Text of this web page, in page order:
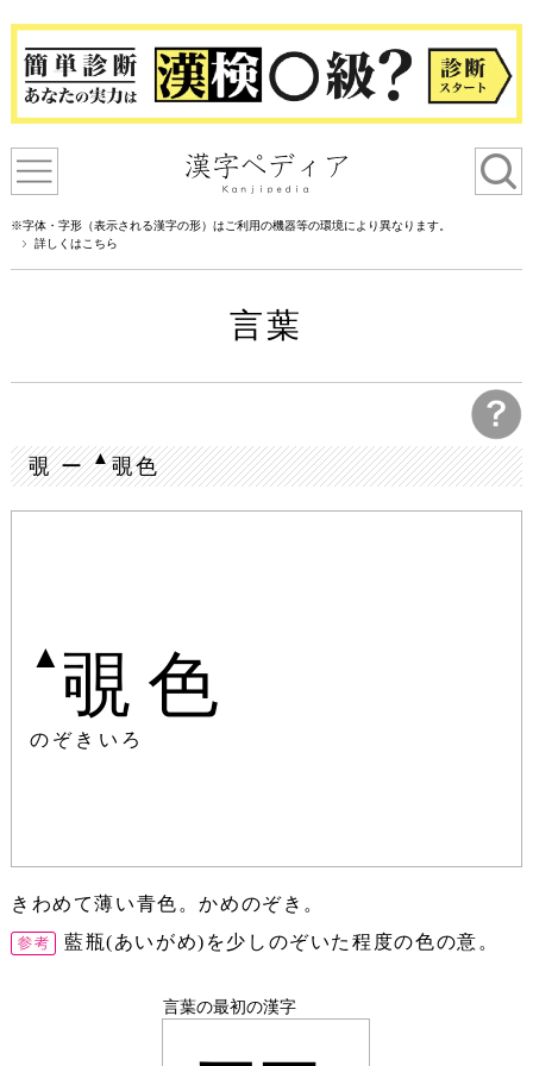
※字体・字形（表示される漢字の形）はご利用の機器等の環境により異なります。
詳しくはこちら
言葉
覗 ー▲覗色
▲ 覗色
のぞきいろ
きわめて薄い青色。かめのぞき。
藍瓶(あいがめ)を少しのぞいた程度の色の意。
言葉の最初の漢字